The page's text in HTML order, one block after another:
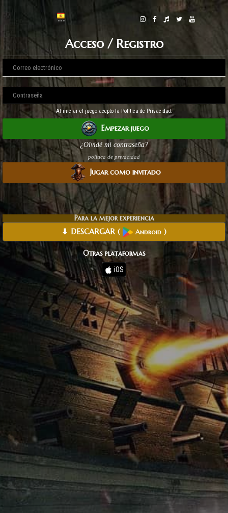
Acceso / Registro
Al iniciar el juego acepto la Política de Privacidad.
Empezar juego
¿Olvidé mi contraseña?
política de privacidad
Jugar como invitado
Para la mejor experiencia
⬇ DESCARGAR( Android )
Otras plataformas
iOS